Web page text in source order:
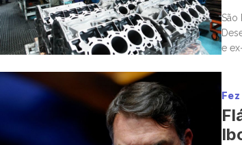
São
e